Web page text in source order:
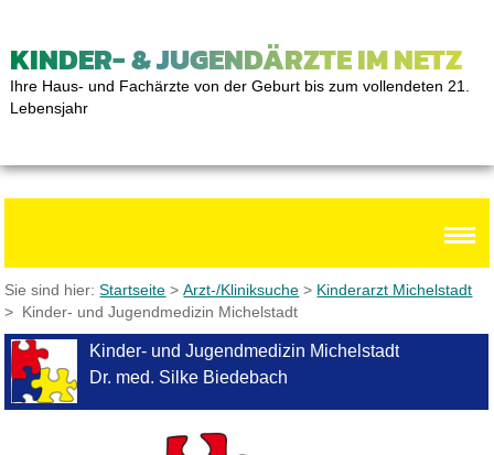
KINDER- & JUGENDÄRZTE IM NETZ
Ihre Haus- und Fachärzte von der Geburt bis zum vollendeten 21.
Lebensjahr
Sie sind hier:Startseite >Arzt-/Kliniksuche > Kinderarzt Michelstadt
> Kinder- und Jugendmedizin Michelstadt
Kinder- und Jugendmedizin Michelstadt
Dr. med. Silke Biedebach